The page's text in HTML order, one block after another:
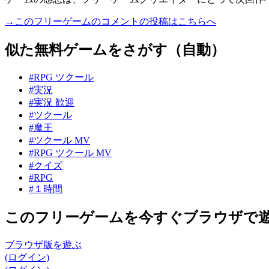
→このフリーゲームのコメントの投稿はこちらへ
似た無料ゲームをさがす（自動）
#RPG ツクール
#実況
#実況 歓迎
#ツクール
#魔王
#ツクール MV
#RPG ツクール MV
#クイズ
#RPG
#１時間
このフリーゲームを今すぐブラウザで
ブラウザ版を遊ぶ
(ログイン)